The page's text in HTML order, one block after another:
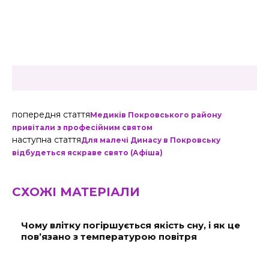
попередня статтяМедиків Покровського району
привітали з професійним святом
наступна статтяДля малечі Динасу в Покровську
відбудеться яскраве свято (Афіша)
СХОЖІ МАТЕРІАЛИ
Чому влітку погіршується якість сну, і як це
пов’язано з температурою повітря